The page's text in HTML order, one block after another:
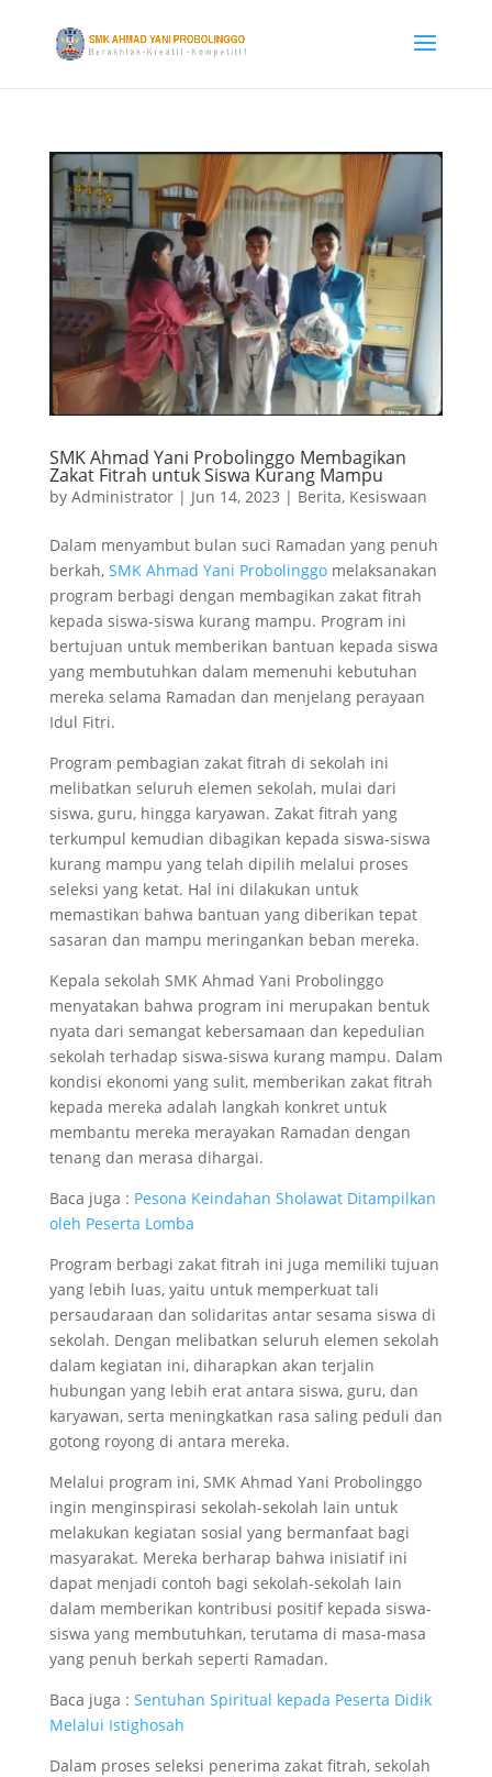
SMK Ahmad Yani Probolinggo Membagikan
Zakat Fitrah untuk Siswa Kurang Mampu
by Administrator| Jun 14, 2023 | Berita, Kesiswaan
Dalam menyambut bulan suci Ramadan yang penuh
berkah, SMK Ahmad Yani Probolinggomelaksanakan
program berbagi dengan membagikan zakat fitrah
kepada siswa-siswa kurang mampu. Program ini
bertujuan untuk memberikan bantuan kepada siswa
yang membutuhkan dalam memenuhi kebutuhan
mereka selama Ramadan dan menjelang perayaan
Idul Fitri.
Program pembagian zakat fitrah di sekolah ini
melibatkan seluruh elemen sekolah, mulai dari
siswa, guru, hingga karyawan. Zakat fitrah yang
terkumpul kemudian dibagikan kepada siswa-siswa
kurang mampu yang telah dipilih melalui proses
seleksi yang ketat. Hal ini dilakukan untuk
memastikan bahwa bantuan yang diberikan tepat
sasaran dan mampu meringankan beban mereka.
Kepala sekolah SMK Ahmad Yani Probolinggo
menyatakan bahwa program ini merupakan bentuk
nyata dari semangat kebersamaan dan kepedulian
sekolah terhadap siswa-siswa kurang mampu. Dalam
kondisi ekonomi yang sulit, memberikan zakat fitrah
kepada mereka adalah langkah konkret untuk
membantu mereka merayakan Ramadan dengan
tenang dan merasa dihargai.
Baca juga : Pesona Keindahan Sholawat Ditampilkan
oleh Peserta Lomba
Program berbagi zakat fitrah ini juga memiliki tujuan
yang lebih luas, yaitu untuk memperkuat tali
persaudaraan dan solidaritas antar sesama siswa di
sekolah. Dengan melibatkan seluruh elemen sekolah
dalam kegiatan ini, diharapkan akan terjalin
hubungan yang lebih erat antara siswa, guru, dan
karyawan, serta meningkatkan rasa saling peduli dan
gotong royong di antara mereka.
Melalui program ini, SMK Ahmad Yani Probolinggo
ingin menginspirasi sekolah-sekolah lain untuk
melakukan kegiatan sosial yang bermanfaat bagi
masyarakat. Mereka berharap bahwa inisiatif ini
dapat menjadi contoh bagi sekolah-sekolah lain
dalam memberikan kontribusi positif kepada siswa-
siswa yang membutuhkan, terutama di masa-masa
yang penuh berkah seperti Ramadan.
Baca juga : Sentuhan Spiritual kepada Peserta Didik
Melalui Istighosah
Dalam proses seleksi penerima zakat fitrah, sekolah